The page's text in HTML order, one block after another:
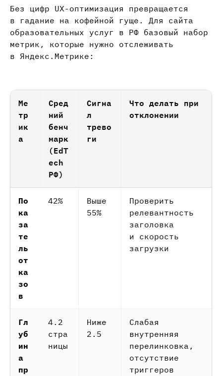
Без цифр UX-оптимизация превращается
в гадание на кофейной гуще. Для сайта
образовательных услуг в РФ базовый набор
метрик, которые нужно отслеживать
в Яндекс.Метрике:
Ме
тр
ик
а
Сред
ний
бенч
марк
(EdT
ech
РФ)
Сигна
л
трево
ги
Что делать при
отклонении
По
ка
за
те
ль
от
ка
зо
в
42%
Выше
55%
Проверить
релевантность
заголовка
и скорость
загрузки
Гл
уб
ин
а
пр
4.2
стра
ницы
Ниже
2.5
Слабая
внутренняя
перелинковка,
отсутствие
триггеров